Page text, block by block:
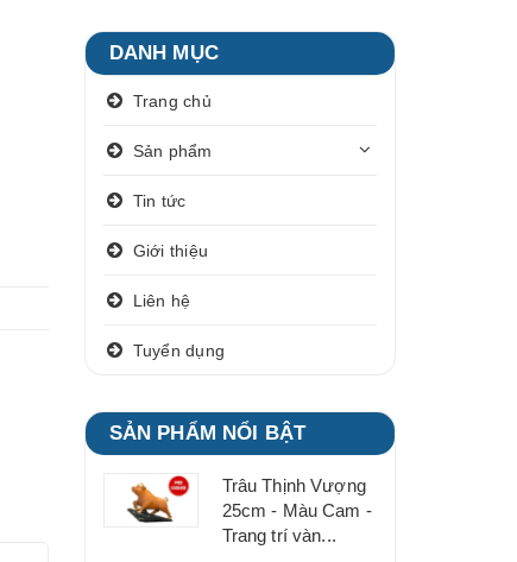
DANH MỤC
Trang chủ
Sản phẩm
Tin tức
Giới thiệu
Liên hệ
Tuyển dụng
SẢN PHẨM NỔI BẬT
Trâu Thịnh Vượng
25cm - Màu Cam -
Trang trí vàn...